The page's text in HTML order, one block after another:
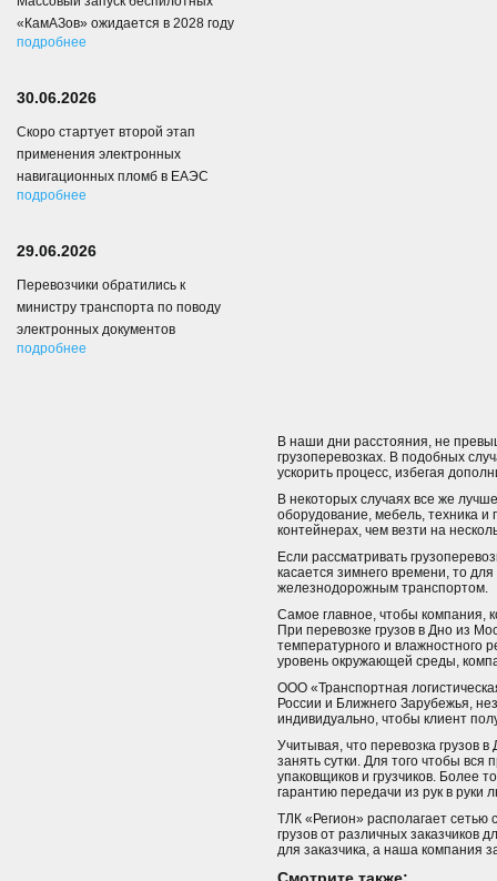
В наши дни расстояния, не
грузоперевозках. В подобных
ускорить процесс, избегая
В некоторых случаях все же
оборудование, мебель, техника
контейнерах, чем везти на
Если рассматривать
касается зимнего времени, то
железнодорожным транспортом.
Самое главное, чтобы компания,
При перевозке грузов в Дно из
температурного и влажностного
уровень окружающей среды,
ООО «Транспортная
России и Ближнего Зарубежья,
индивидуально, чтобы клиент
Учитывая, что перевозка грузов
занять сутки. Для того чтобы вся
упаковщиков и грузчиков. Более
гарантию передачи из рук в руки
ТЛК «Регион» располагает
грузов от различных
для заказчика, а наша компания
«КамАЗов» ожидается в 2028 году
подробнее
30.06.2026
Скоро стартует второй этап
применения электронных
навигационных пломб в ЕАЭС
подробнее
29.06.2026
Перевозчики обратились к
министру транспорта по поводу
электронных документов
подробнее